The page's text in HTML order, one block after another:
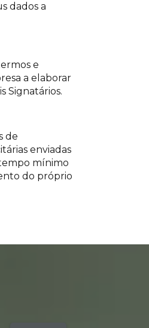
dados a
e
a elaborar
Signatários.
de
enviadas
mínimo
do próprio